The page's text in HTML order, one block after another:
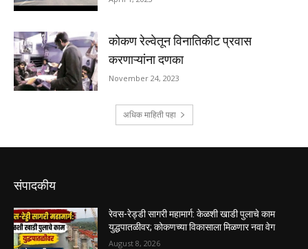
संपादकीय
रेवस-रेड्डी सागरी महामार्ग: केळशी खाडी पुलाचे काम
युद्धपातळीवर; कोकणच्या विकासाला मिळणार नवा वेग
August 8, 2026